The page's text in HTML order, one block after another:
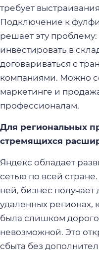
требует
Подключение к
решает эту
инвестировать в
договариваться с
компаниями. Можно
маркетинге и
профессионалам.
Для региональных
стремящихся
Яндекс обладает
сетью по всей
ней, бизнес получает
удаленных регионах,
была слишком
невозможной. Это
сбыта без